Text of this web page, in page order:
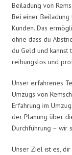
Beiladung von
Bei einer
Kunden. Das
ohne dass du
du Geld und kannst
reibungslos und
Unser erfahrenes
Umzugs von
Erfahrung im
der Planung über
Durchführung – wir
Unser Ziel ist es,